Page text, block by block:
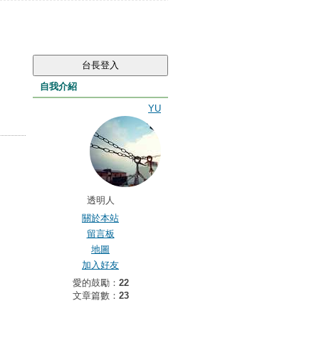
自我介紹
YU
透明人
關於本站
留言板
地圖
加入好友
愛的鼓勵： 22
文章篇數： 23